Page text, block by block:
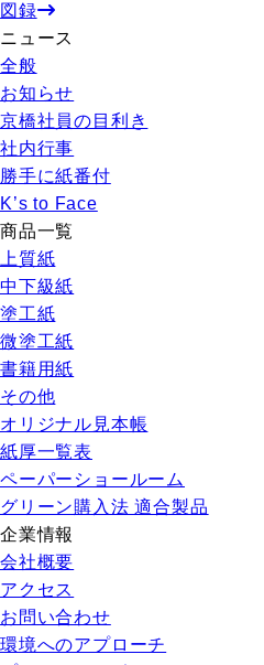
図録
ニュース
全般
お知らせ
京橋社員の目利き
社内行事
勝手に紙番付
K’s to Face
商品一覧
上質紙
中下級紙
塗工紙
微塗工紙
書籍用紙
その他
オリジナル見本帳
紙厚一覧表
ペーパーショールーム
グリーン購入法 適合製品
企業情報
会社概要
アクセス
お問い合わせ
環境へのアプローチ